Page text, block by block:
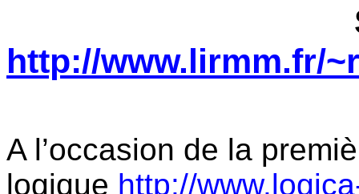
http://www.lirmm.fr/
A l’occasion de la
logique http://